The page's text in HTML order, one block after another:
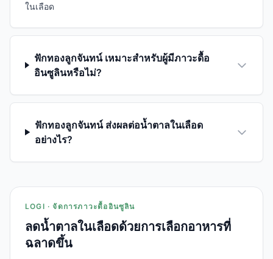
ในเลือด
ฟักทองลูกจันทน์ เหมาะสำหรับผู้มีภาวะดื้อ
อินซูลินหรือไม่?
ฟักทองลูกจันทน์ ส่งผลต่อน้ำตาลในเลือด
อย่างไร?
LOGI · จัดการภาวะดื้ออินซูลิน
ลดน้ำตาลในเลือดด้วยการเลือกอาหารที่
ฉลาดขึ้น